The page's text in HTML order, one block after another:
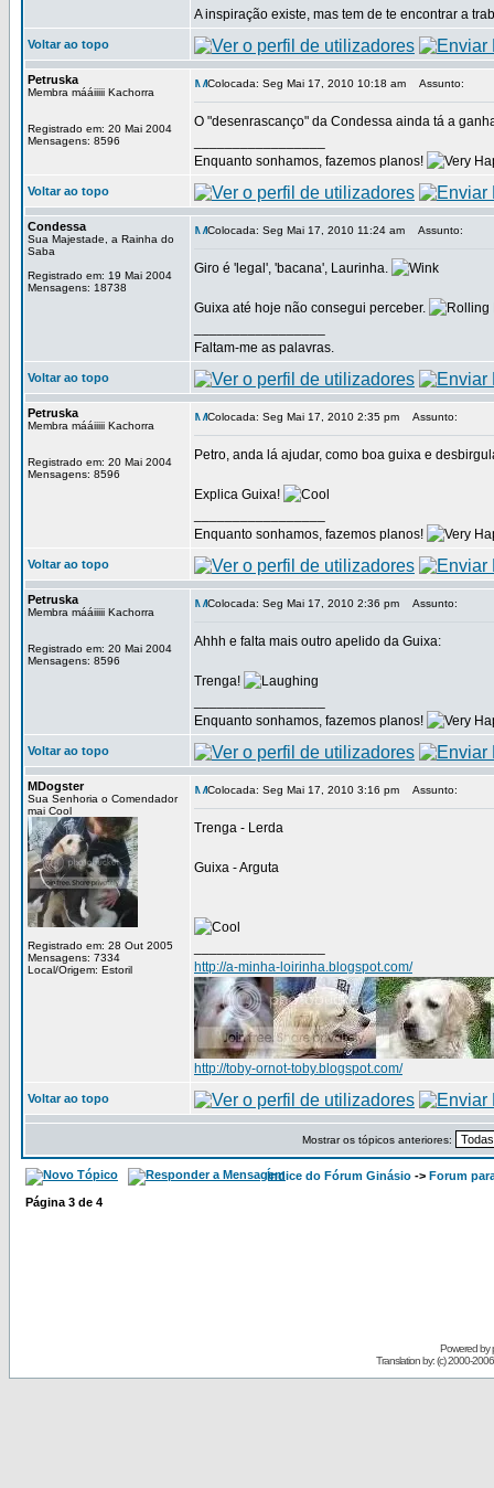
A inspiração existe, mas tem de te encontrar a
Voltar ao topo
Petruska
Membra mááiiiii Kachorra
Registrado em: 20 Mai 2004
Mensagens: 8596
Colocada: Seg Mai 17, 2010 10:18 am Assunto:
O "desenrascanço" da Condessa ainda tá a
Enquanto sonhamos, fazemos planos!
Voltar ao topo
Condessa
Sua Majestade, a Rainha do
Saba
Registrado em: 19 Mai 2004
Mensagens: 18738
Colocada: Seg Mai 17, 2010 11:24 am Assunto:
Giro é 'legal', 'bacana', Laurinha.
Guixa até hoje não consegui perceber.
Faltam-me as palavras.
Voltar ao topo
Petruska
Membra mááiiiii Kachorra
Registrado em: 20 Mai 2004
Mensagens: 8596
Colocada: Seg Mai 17, 2010 2:35 pm Assunto:
Petro, anda lá ajudar, como boa guixa e
Explica Guixa!
Enquanto sonhamos, fazemos planos!
Voltar ao topo
Petruska
Membra mááiiiii Kachorra
Registrado em: 20 Mai 2004
Mensagens: 8596
Colocada: Seg Mai 17, 2010 2:36 pm Assunto:
Ahhh e falta mais outro apelido da Guixa:
Trenga!
Enquanto sonhamos, fazemos planos!
Voltar ao topo
MDogster
Sua Senhoria o Comendador
mai Cool
Registrado em: 28 Out 2005
Mensagens: 7334
Local/Origem: Estoril
Colocada: Seg Mai 17, 2010 3:16 pm Assunto:
Trenga - Lerda
Guixa - Arguta
http://a-minha-loirinha.blogspot.com/
http://toby-ornot-toby.blogspot.com/
Voltar ao topo
Mostrar os tópicos anteriores:
Índice do Fórum Ginásio -> Forum
Página 3 de 4
Powered by
Translation by: (c) 2000-